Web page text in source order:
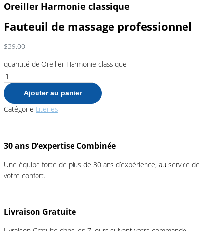
Oreiller Harmonie classique
Fauteuil de massage professionnel
$39.00
quantité de Oreiller Harmonie classique
Ajouter au panier
Catégorie Literies
30 ans D’expertise Combinée
Une équipe forte de plus de 30 ans d’expérience, au service de
votre confort.
Livraison Gratuite